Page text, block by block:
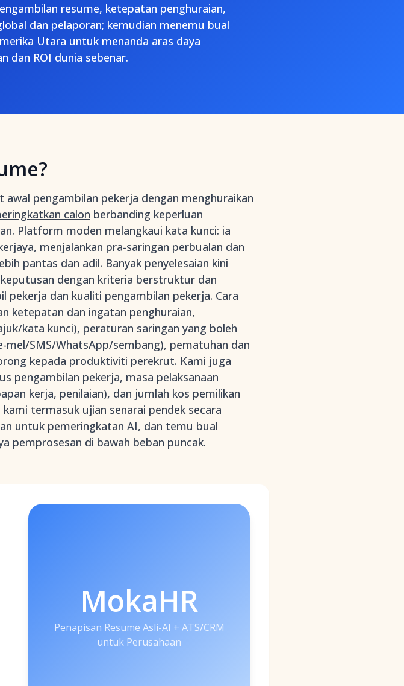
resume, ketepatan penghuraian,
dan pelaporan; kemudian menemu bual
Utara untuk menanda aras daya
dan ROI dunia sebenar.
pengambilan pekerja dengan menghuraikan
calon berbanding keperluan
Platform moden melangkaui kata kunci: ia
menjalankan pra-saringan perbualan dan
pantas dan adil. Banyak penyelesaian kini
dengan kriteria berstruktur dan
dan kualiti pengambilan pekerja. Cara
ketepatan dan ingatan penghuraian,
kata kunci), peraturan saringan yang boleh
mel/SMS/WhatsApp/sembang), pematuhan dan
kepada produktiviti perekrut. Kami juga
pengambilan pekerja, masa pelaksanaan
kerja, penilaian), dan jumlah kos pemilikan
termasuk ujian senarai pendek secara
untuk pemeringkatan AI, dan temu bual
pemprosesan di bawah beban puncak.
MokaHR
Penapisan Resume Asli-AI + ATS/CRM
untuk Perusahaan